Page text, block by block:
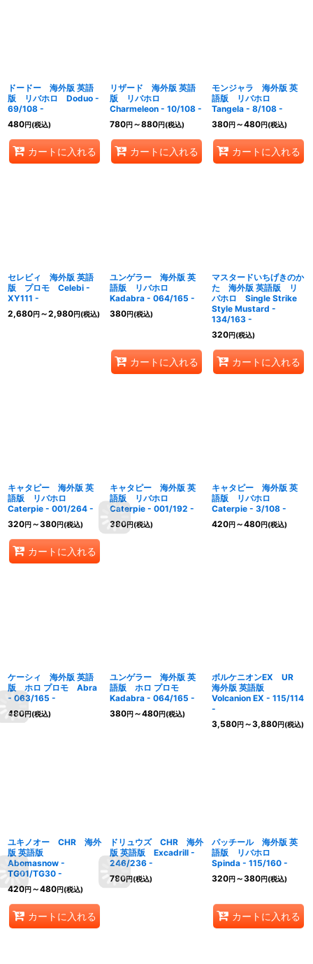
ドードー 海外版 英語
版 リバホロ Doduo -
69/108 -
480円(税込)
カートに入れる
リザード 海外版 英語
版 リバホロ
Charmeleon - 10/108 -
780円～880円(税込)
カートに入れる
モンジャラ 海外版 英
語版 リバホロ
Tangela - 8/108 -
380円～480円(税込)
カートに入れる
セレビィ 海外版 英語
版 プロモ Celebi -
XY111 -
2,680円～2,980円(税込)
ユンゲラー 海外版 英
語版 リバホロ
Kadabra - 064/165 -
380円(税込)
カートに入れる
マスタードいちげきのか
た 海外版 英語版 リ
バホロ Single Strike
Style Mustard -
134/163 -
320円(税込)
カートに入れる
キャタピー 海外版 英
語版 リバホロ
Caterpie - 001/264 -
320円～380円(税込)
カートに入れる
キャタピー 海外版 英
語版 リバホロ
Caterpie - 001/192 -
380円(税込)
キャタピー 海外版 英
語版 リバホロ
Caterpie - 3/108 -
420円～480円(税込)
ケーシィ 海外版 英語
版 ホロ プロモ Abra
- 063/165 -
480円(税込)
ユンゲラー 海外版 英
語版 ホロ プロモ
Kadabra - 064/165 -
380円～480円(税込)
ボルケニオンEX UR
海外版 英語版
Volcanion EX - 115/114
-
3,580円～3,880円(税込)
ユキノオー CHR 海外
版 英語版
Abomasnow -
TG01/TG30 -
420円～480円(税込)
カートに入れる
ドリュウズ CHR 海外
版 英語版 Excadrill -
246/236 -
780円(税込)
パッチール 海外版 英
語版 リバホロ
Spinda - 115/160 -
320円～380円(税込)
カートに入れる